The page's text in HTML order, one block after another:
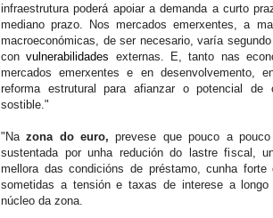
infraestrutura poderá apoiar a demanda a curto
mediano prazo. Nos mercados emerxentes, a
macroeconómicas , de ser necesario, varía
convulnerabilidades externas. E, tanto nas
mercados emerxentes e en desenvolvemento,
reforma estrutural para afianzar o potencial de
sostible."
"Nazona do euro, prevese que pouco a
sustentada por unha redución do lastre fiscal,
mellora das condicións de préstamo, cunha
sometidas a tensión e taxas de interese a
núcleo da zona.